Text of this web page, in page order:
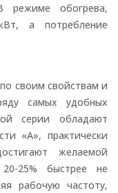
обогрева,
а потребление
своим свойствам и
самых удобных
серии обладают
«А», практически
желаемой
25% быстрее не
рабочую частоту,